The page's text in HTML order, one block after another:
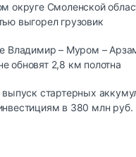
округе Смоленской
выгорел грузовик
Владимир – Муром –
обновят 2,8 км полотна
выпуск стартерных
в 380 млн руб.